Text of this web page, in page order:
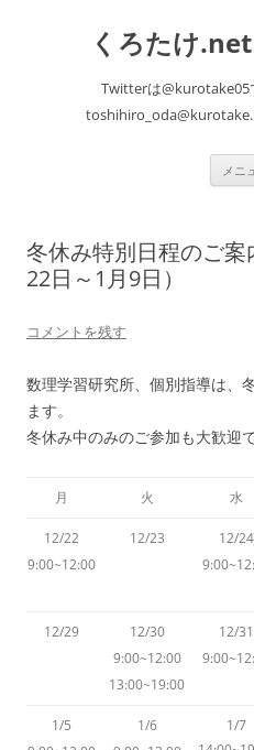
くろたけ
Twitterは@kurotake05
メニ
冬休み特別日程のご
22日～1月9日）
コメントを残す
数理学習研究所、個別指導は、
ます。
冬休み中のみのご参加も大歓迎で
月 火 水
12/22
9:00~12:00
12/23
12/24
12/29
12/30
9:00~12:00
13:00~19:00
12/31
1/5
1/6
1/7